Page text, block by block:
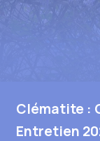
Clématite :
Entretien